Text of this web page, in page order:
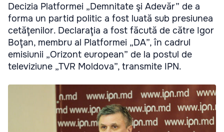
Decizia Platformei „Demnitate şi Adevăr” de a
forma un partid politic a fost luată sub presiunea
cetăţenilor. Declaraţia a fost făcută de către Igor
Boţan, membru al Platformei „DA”, în cadrul
emisiunii „Orizont european” de la postul de
televiziune „TVR Moldova”, transmite IPN.